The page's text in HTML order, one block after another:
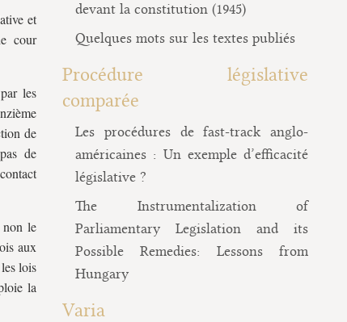
et
cour
les
de
de
non le
aux
lois
la
devant la constitution (1945)
Quelques mots sur les textes publiés
Procédure législative
comparée
Les procédures de fast-track anglo-
américaines : Un exemple d’efficacité
législative ?
The Instrumentalization of
Parliamentary Legislation and its
Possible Remedies: Lessons from
Hungary
Varia